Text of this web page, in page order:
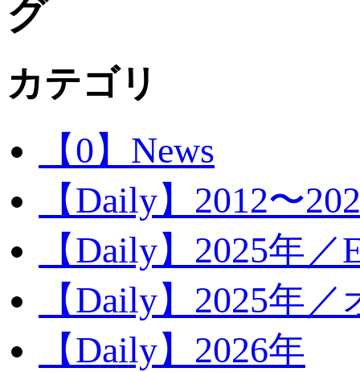
カテゴリ
【0】News
【Daily】2012〜
【Daily】2025年／
【Daily】2025年
【Daily】2026年